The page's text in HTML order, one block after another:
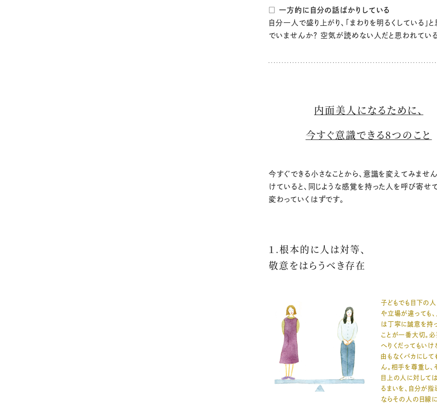
□ 一方的に自分の話ばかりしている
自分一人で盛り上がり、「まわりを明るくしている」
でいませんか？ 空気が読めない人だと思われてい
内面美人になるために、
今すぐ意識できる8つのこと
今すぐできる小さなことから、意識を変えてみませ
けていると、同じような感覚を持った人を呼び寄せ
変わっていくはずです。
１.根本的に人は対等、
敬意をはらうべき存在
子どもでも目下の人
や立場が違っても
は丁寧に誠意を持
ことが一番大切。
へりくだってもいけ
由もなくバカにして
ん。相手を尊重し、
目上の人に対して
るまいを、自分が
ならその人の目線